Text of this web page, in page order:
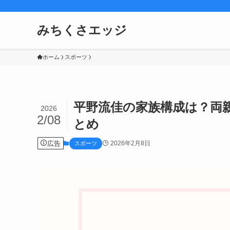
みちくさエッジ
ホーム スポーツ
平野流佳の家族構成は？両
とめ
2026
2/08
広告 スポーツ 2026年2月8日